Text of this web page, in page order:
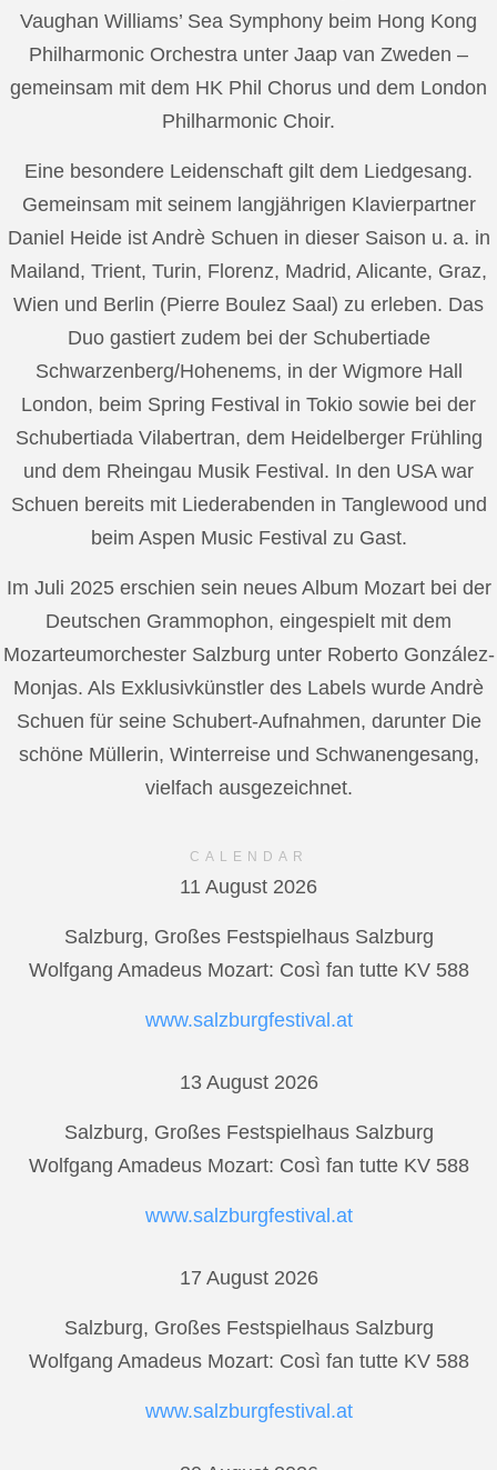
Vaughan Williams’ Sea Symphony beim Hong Kong
Philharmonic Orchestra unter Jaap van Zweden –
gemeinsam mit dem HK Phil Chorus und dem London
Philharmonic Choir.
Eine besondere Leidenschaft gilt dem Liedgesang.
Gemeinsam mit seinem langjährigen Klavierpartner
Daniel Heide ist Andrè Schuen in dieser Saison u. a. in
Mailand, Trient, Turin, Florenz, Madrid, Alicante, Graz,
Wien und Berlin (Pierre Boulez Saal) zu erleben. Das
Duo gastiert zudem bei der Schubertiade
Schwarzenberg/Hohenems, in der Wigmore Hall
London, beim Spring Festival in Tokio sowie bei der
Schubertiada Vilabertran, dem Heidelberger Frühling
und dem Rheingau Musik Festival. In den USA war
Schuen bereits mit Liederabenden in Tanglewood und
beim Aspen Music Festival zu Gast.
Im Juli 2025 erschien sein neues Album Mozart bei der
Deutschen Grammophon, eingespielt mit dem
Mozarteumorchester Salzburg unter Roberto González-
Monjas. Als Exklusivkünstler des Labels wurde Andrè
Schuen für seine Schubert-Aufnahmen, darunter Die
schöne Müllerin, Winterreise und Schwanengesang,
vielfach ausgezeichnet.
CALENDAR
11 August 2026
Salzburg, Großes Festspielhaus Salzburg
Wolfgang Amadeus Mozart: Così fan tutte KV 588
www.salzburgfestival.at
13 August 2026
Salzburg, Großes Festspielhaus Salzburg
Wolfgang Amadeus Mozart: Così fan tutte KV 588
www.salzburgfestival.at
17 August 2026
Salzburg, Großes Festspielhaus Salzburg
Wolfgang Amadeus Mozart: Così fan tutte KV 588
www.salzburgfestival.at